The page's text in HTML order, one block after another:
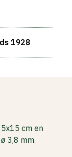
1928
cm en
3,8 mm.